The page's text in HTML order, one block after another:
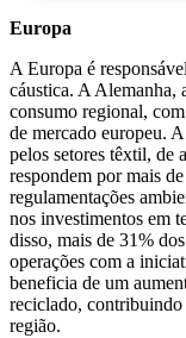
Europa
A Europa é
cáustica. A Alemanha,
consumo regional,
de mercado europeu.
pelos setores têxtil, de
respondem por mais
regulamentações
nos investimentos em
disso, mais de 31%
operações com a
beneficia de um
reciclado, contribuindo
região.